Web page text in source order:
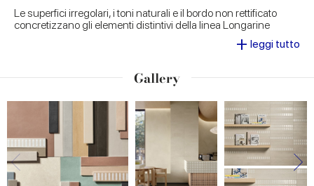
Le superfici irregolari, i toni naturali e il bordo non rettificato
concretizzano gli elementi distintivi della linea Longarine
Calcecreta, conferendo a ogni pezzo la forza di una bellezza
discreta e di un'eleganza intramontabile. Disponibile in sette
Ombra - Longarine Calcecreta è ideale per dare vita ad
ambienti accoglienti e dal grande impatto visivo, sia in contesti
+ leggi tutto
Gallery